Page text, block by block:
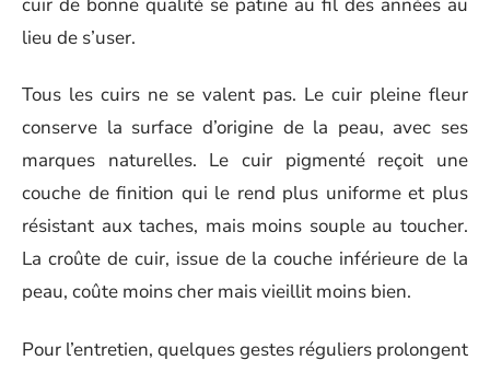
lieu de s’user.
Tous les cuirs ne se valent pas. Le cuir pleine fleur
conserve la surface d’origine de la peau, avec ses
marques naturelles. Le cuir pigmenté reçoit une
couche de finition qui le rend plus uniforme et plus
résistant aux taches, mais moins souple au toucher.
La croûte de cuir, issue de la couche inférieure de la
peau, coûte moins cher mais vieillit moins bien.
Pour l’entretien, quelques gestes réguliers prolongent